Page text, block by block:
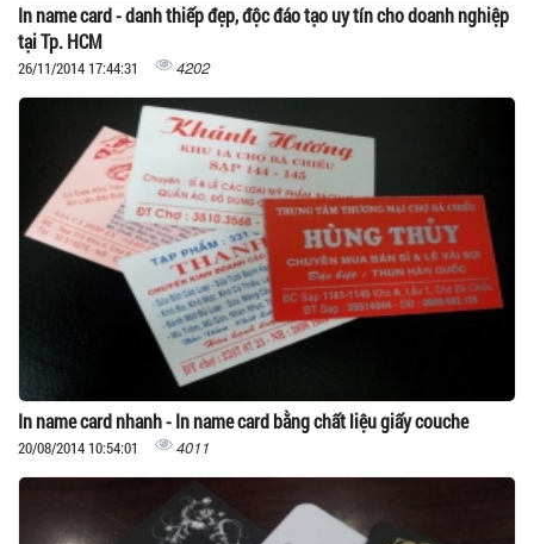
In name card - danh thiếp đẹp, độc đáo tạo uy tín cho doanh nghiệp
tại Tp. HCM
26/11/2014 17:44:31 4202
In name card nhanh - In name card bằng chất liệu giấy couche
20/08/2014 10:54:01 4011